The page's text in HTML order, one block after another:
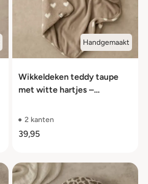
Handgemaakt
Wikkeldeken teddy taupe
met witte hartjes –
wikkeldeken
2 kanten
39,95